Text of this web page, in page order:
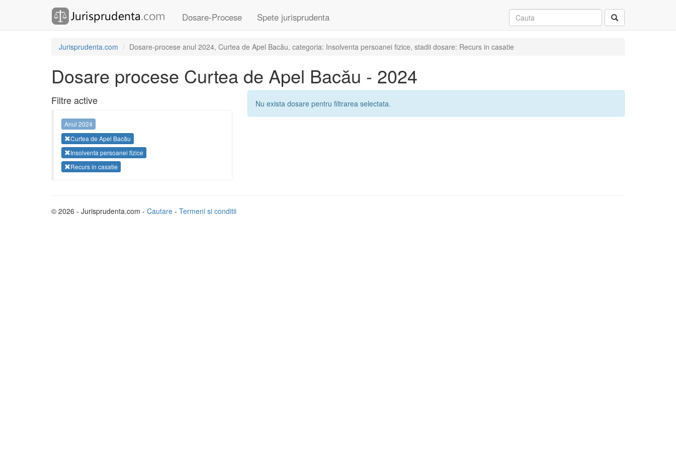
Dosare-Procese Spete jurisprudenta
Jurisprudenta.com Dosare-procese anul 2024, Curtea de Apel Bacău, categoria: Insolventa persoanei fizice, stadii dosare: Recurs in casatie
Dosare procese Curtea de Apel Bacău - 2024
Filtre active
Anul 2024
Curtea de Apel Bacău
Insolventa persoanei fizice
Recurs in casatie
Nu exista dosare pentru filtrarea selectata.
© 2026 - Jurisprudenta.com - Cautare - Termeni si conditii